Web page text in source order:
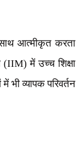
आत्मीकृत करता
(IIM)में उच्च शिक्षा
भी व्यापक परिवर्तन